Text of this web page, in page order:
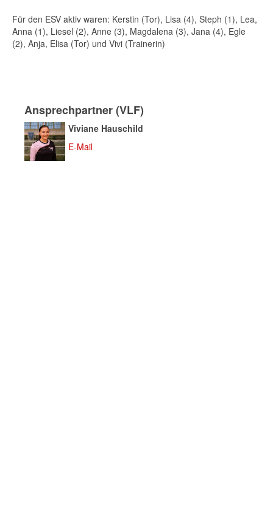
Für den ESV aktiv waren: Kerstin (Tor), Lisa (4), Steph (1), Lea,
Anna (1), Liesel (2), Anne (3), Magdalena (3), Jana (4), Egle
(2), Anja, Elisa (Tor) und Vivi (Trainerin)
Ansprechpartner (VLF)
Viviane Hauschild
E-Mail